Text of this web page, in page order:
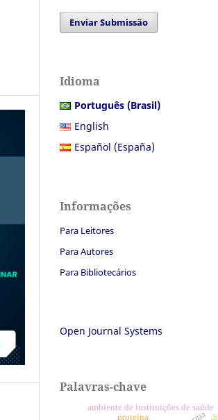
Enviar Submissão
Idioma
Português (Brasil)
English
Español (España)
Informações
Para Leitores
Para Autores
Para Bibliotecários
Open Journal Systems
Palavras-chave
ambiente de instituições de saúde
proteína